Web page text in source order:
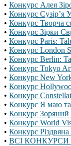
• Конкурс Алея
• Конкурс Сузір’я
• Конкурс Творча
• Конкурс Зірки
• Конкурс Paris:
• Конкурс London
• Конкурс Berlin:
• Конкурс Tokyo
• Конкурс New
• Конкурс
• Конкурс
• Конкурс Я маю
• Конкурс
• Конкурс World
• Конкурс Різдвяна
• ВСІ КОНКУРСИ –